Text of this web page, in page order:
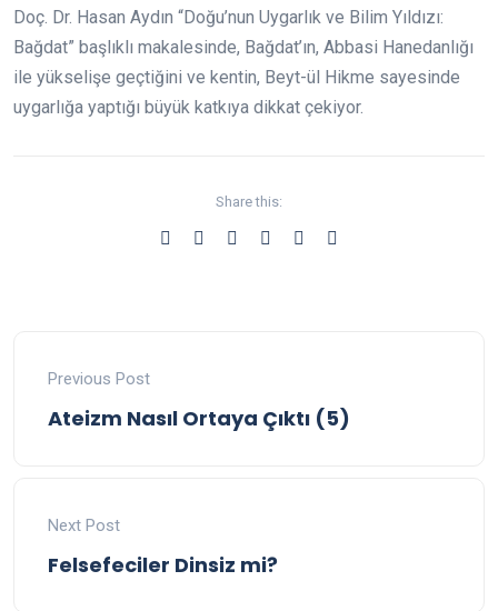
Doç. Dr. Hasan Aydın “Doğu’nun Uygarlık ve Bilim Yıldızı:
Bağdat” başlıklı makalesinde, Bağdat’ın, Abbasi Hanedanlığı
ile yükselişe geçtiğini ve kentin, Beyt-ül Hikme sayesinde
uygarlığa yaptığı büyük katkıya dikkat çekiyor.
Share this:
Previous Post
Ateizm Nasıl Ortaya Çıktı (5)
Next Post
Felsefeciler Dinsiz mi?